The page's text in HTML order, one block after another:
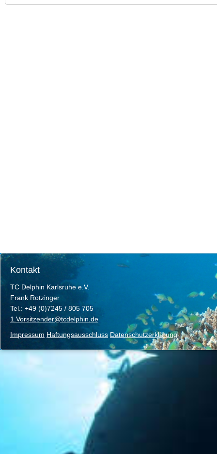
Kontakt
TC Delphin Karlsruhe e.V.
Frank Rotzinger
Tel.: +49 (0)7245 / 805 705
1.Vorsitzender@tcdelphin.de
Impressum Haftungsausschluss Datenschutzerklärung